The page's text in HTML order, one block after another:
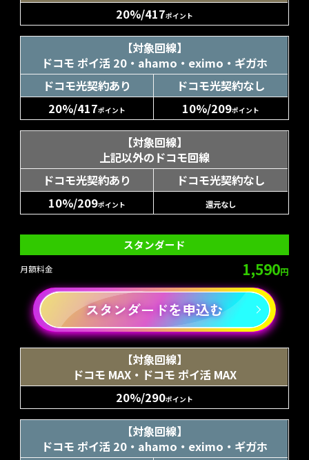
20%/417ポイント
【対象回線】
ドコモ ポイ活 20・ahamo・eximo・ギガホ
ドコモ光契約あり
ドコモ光契約なし
20%/417ポイント 10%/209ポイント
【対象回線】
上記以外のドコモ回線
ドコモ光契約あり
ドコモ光契約なし
10%/209ポイント 還元なし
スタンダード
月額料金 1,590円
スタンダードを申込む
【対象回線】
ドコモ MAX・ドコモ ポイ活 MAX
20%/290ポイント
【対象回線】
ドコモ ポイ活 20・ahamo・eximo・ギガホ